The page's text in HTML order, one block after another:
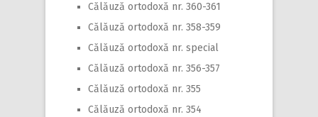
Călăuză ortodoxă nr. 360-361
Călăuză ortodoxă nr. 358-359
Călăuză ortodoxă nr. special
Călăuză ortodoxă nr. 356-357
Călăuză ortodoxă nr. 355
Călăuză ortodoxă nr. 354